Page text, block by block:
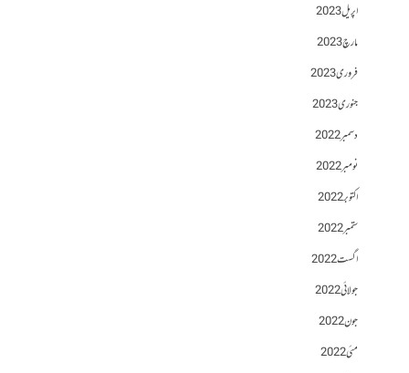
اپریل 2023
مارچ 2023
فروری 2023
جنوری 2023
دسمبر 2022
نومبر 2022
اکتوبر 2022
ستمبر 2022
اگست 2022
جولائی 2022
جون 2022
مئی 2022